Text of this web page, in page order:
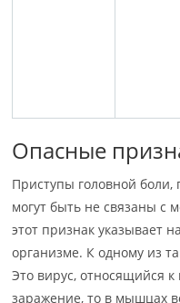
Опасные
Приступы головной
могут быть не связаны с
этот признак указывает
организме. К одному из
Это вирус, относящийся
заражение, то в мышцах